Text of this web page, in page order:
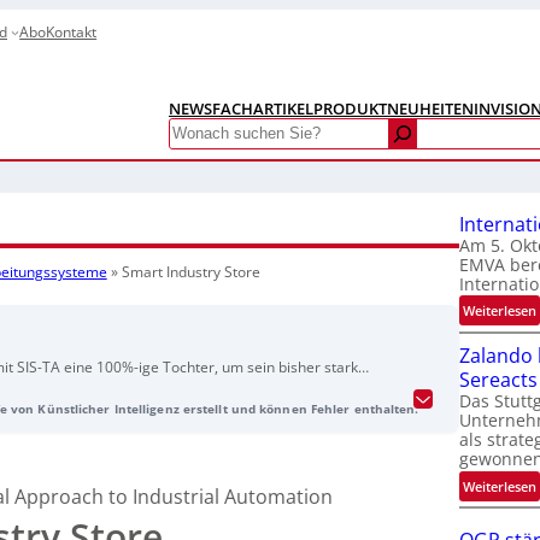
AboKontakt
NEWSFACHARTIKELPRODUKTNEUHEITEN
Search
»Smart Industry Store
SIS-TA eine 100%-ige Tochter, um sein bisher stark
1. Juni ist SIS-TA mit einer voll funktionsfähigen
von Künstlicher Intelligenz erstellt und können Fehler enthalten.
Approach to Industrial Automation
Am 5.
EMVA
Weiterlesen:
I
t
r
t
Zalando
Das
als
Weiterlesen: